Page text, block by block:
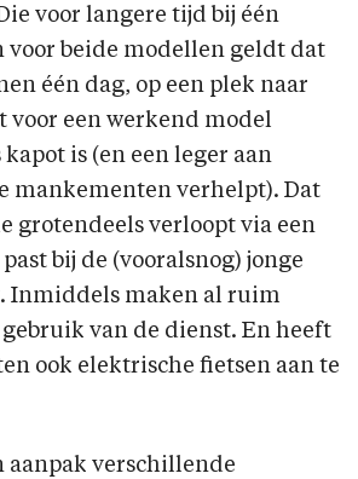
voor langere tijd bij één
voor beide modellen geldt dat
één dag, op een plek naar
voor een werkend model
is (en een leger aan
mankementen verhelpt). Dat
grotendeels verloopt via een
bij de (vooralsnog) jonge
Inmiddels maken al ruim
van de dienst. En heeft
ook elektrische fietsen aan te
aanpak verschillende